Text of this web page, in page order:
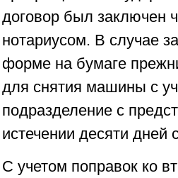
договор был заключен
нотариусом. В случае
форме на бумаге
для снятия машины с
подразделение с
истечении десяти дней
С учетом поправок ко